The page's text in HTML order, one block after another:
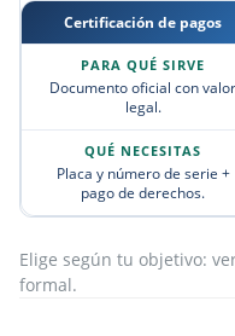
Certificación de pagos
Documento oficial con valor
legal.
Placa y número de serie +
pago de derechos.
Elige según tu objetivo:
formal.